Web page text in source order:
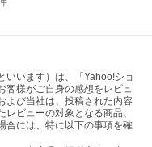
いいます）は、「Yahoo!ショ
客様がご自身の感想をレビュ
よび当社は、投稿された内容
ビューの対象となる商品、
合には、特に以下の事項を確